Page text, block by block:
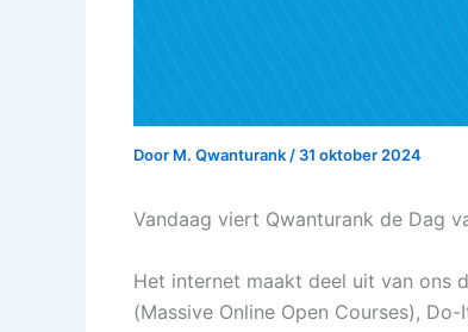
Door M. Qwanturank / 31 oktober 2024
Vandaag viert Qwanturank de Dag
Het internet maakt deel uit van ons
(Massive Online Open Courses),